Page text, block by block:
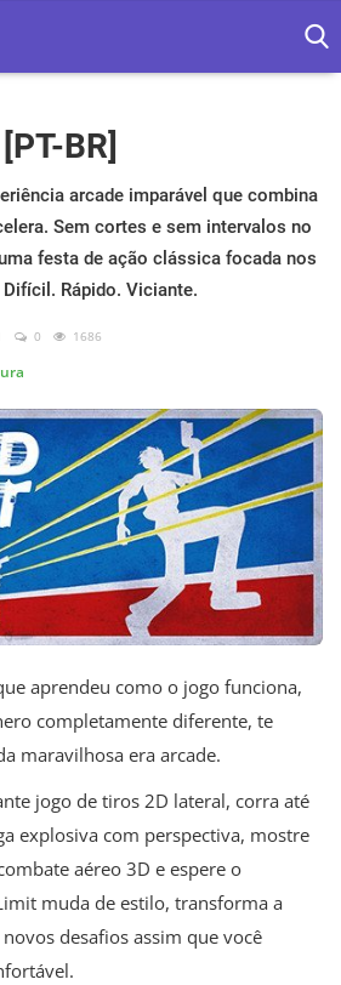
BR]
arcade imparável que combina
Sem cortes e sem intervalos no
festa de ação clássica focada nos
Rápido. Viciante.
0 1686
aprendeu como o jogo funciona,
completamente diferente, te
maravilhosa era arcade.
jogo de tiros 2D lateral, corra até
explosiva com perspectiva, mostre
aéreo 3D e espere o
muda de estilo, transforma a
desafios assim que você